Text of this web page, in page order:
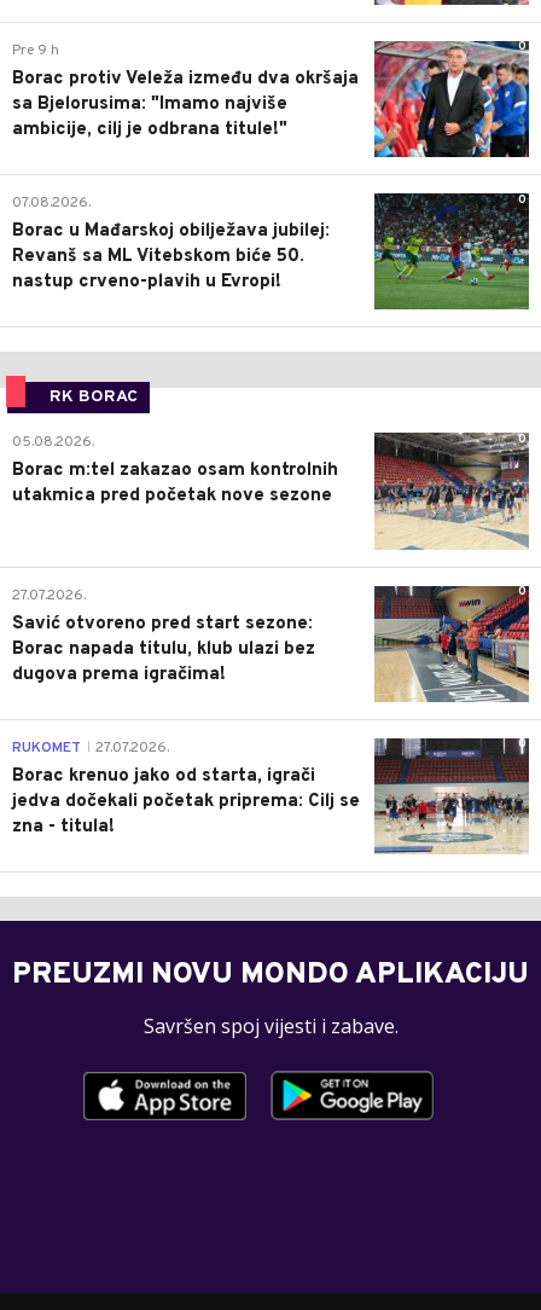
0
Pre 9 h
Borac protiv Veleža između dva okršaja
sa Bjelorusima: "Imamo najviše
ambicije, cilj je odbrana titule!"
0
07.08.2026.
Borac u Mađarskoj obilježava jubilej:
Revanš sa ML Vitebskom biće 50.
nastup crveno-plavih u Evropi!
RK BORAC
0
05.08.2026.
Borac m:tel zakazao osam kontrolnih
utakmica pred početak nove sezone
0
27.07.2026.
Savić otvoreno pred start sezone:
Borac napada titulu, klub ulazi bez
dugova prema igračima!
0
RUKOMET 27.07.2026.
Borac krenuo jako od starta, igrači
jedva dočekali početak priprema: Cilj se
zna - titula!
PREUZMI NOVU MONDO APLIKACIJU
Savršen spoj vijesti i zabave.